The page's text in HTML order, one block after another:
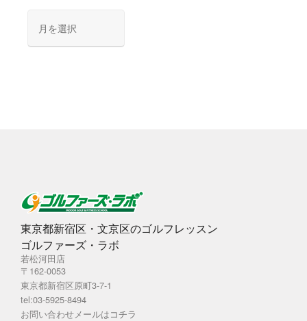
カ
東京都新宿区・文京区のゴルフレッスン
ゴルファーズ・ラボ
若松河田店
〒162-0053
東京都新宿区原町3-7-1
tel:03-5925-8494
お問い合わせメールはコチラ